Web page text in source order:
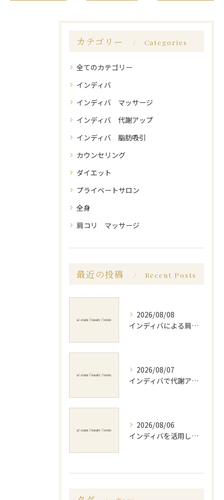
カテゴリー Categories
全てのカテゴリー
インディバ
インディバ マッサージ
インディバ 代謝アップ
インディバ 脂肪吸引
カウンセリング
ダイエット
プライベートサロン
全身
肩コリ マッサージ
最近の投稿 Recent Posts
2026/08/08
インディバによる肩コリ施術の効果と回数の目安を徹底解説
2026/08/07
インディバで代謝アップ体験効果とビフォーアフター徹底解説
2026/08/06
インディバを活用した足痩せ方法とセルライトやむくみ改善のポイント